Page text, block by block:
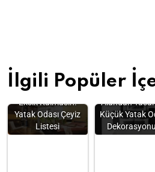
İlgili Popüler
Eksik Kalmasın:
Yatak Odası Çeyiz
Listesi
Alandan
Küçük Yatak